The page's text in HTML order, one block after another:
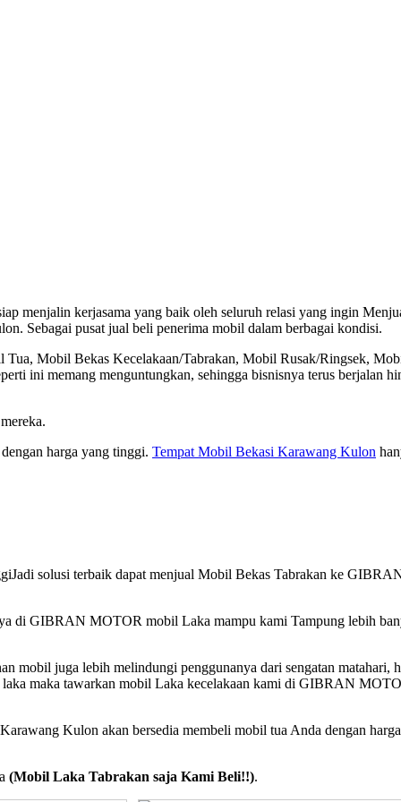
menjalin kerjasama yang baik oleh seluruh relasi yang ingin
Sebagai pusat jual beli penerima mobil dalam berbagai kondisi.
Mobil Bekas Kecelakaan/Tabrakan, Mobil Rusak/Ringsek,
ini memang menguntungkan, sehingga bisnisnya terus berjalan
harga yang tinggi. Tempat Mobil Bekasi Karawang Kulon
solusi terbaik dapat menjual Mobil Bekas Tabrakan ke
di GIBRAN MOTOR mobil Laka mampu kami Tampung lebih
juga lebih melindungi penggunanya dari sengatan matahari,
maka tawarkan mobil Laka kecelakaan kami di GIBRAN
Kulon akan bersedia membeli mobil tua Anda dengan harga
(Mobil Laka Tabrakan saja Kami Beli!!).